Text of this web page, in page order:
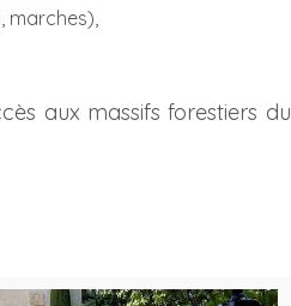
marches),
aux massifs forestiers du